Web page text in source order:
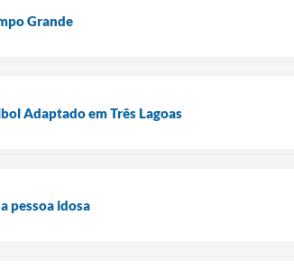
Grande
Adaptado em Três Lagoas
pessoa idosa